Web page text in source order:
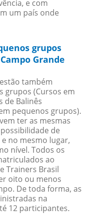
e com
um país onde
grupos
Grande
também
grupos (Cursos em
de Balinês
pequenos grupos).
ter as mesmas
de
no mesmo lugar,
nível. Todos os
ao
Trainers Brasil
oito ou menos
De toda forma, as
na
12 participantes.